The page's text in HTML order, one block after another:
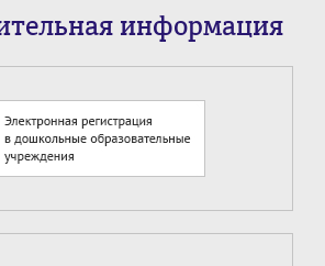
информация